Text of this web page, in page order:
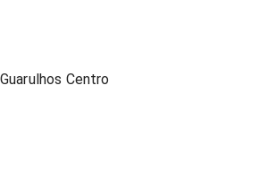
Guarulhos Centro